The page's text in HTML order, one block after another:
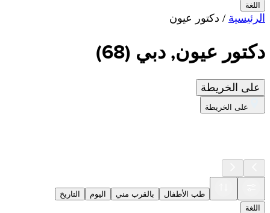
اللغة
الرئيسية/دكتور عيون
دكتور عيون, دبي(
68
)
على الخريطة
على الخريطة
طب الأطفال بالقرب مني اليوم
التاريخ
اللغة